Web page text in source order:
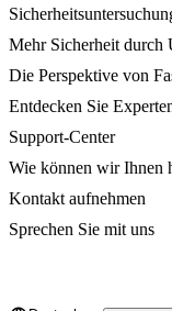
Mehr Sicherheit durch
Die Perspektive von
Entdecken Sie
Support-Center
Wie können wir Ihnen
Kontakt aufnehmen
Sprechen Sie mit uns